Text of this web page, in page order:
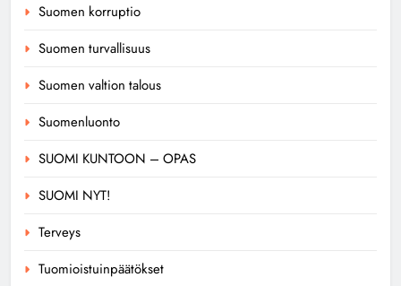
Suomen korruptio
Suomen turvallisuus
Suomen valtion talous
Suomenluonto
SUOMI KUNTOON – OPAS
SUOMI NYT!
Terveys
Tuomioistuinpäätökset